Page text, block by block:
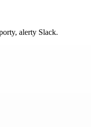
alerty Slack.